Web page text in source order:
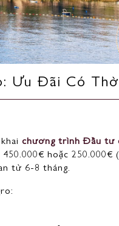
Ưu Đãi Có
chương trình Đầu tư
hoặc
từ 6-8 tháng.